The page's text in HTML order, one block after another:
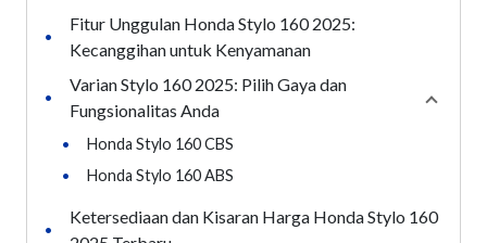
•
Fitur Unggulan Honda Stylo 160 2025:
Kecanggihan untuk Kenyamanan
•
Varian Stylo 160 2025: Pilih Gaya dan
Fungsionalitas Anda
•
Honda Stylo 160 CBS
•
Honda Stylo 160 ABS
•
Ketersediaan dan Kisaran Harga Honda Stylo 160